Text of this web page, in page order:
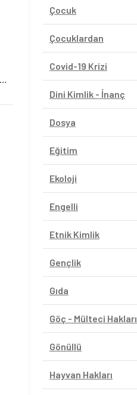
Çocuk
Çocuklardan
Covid-19 Krizi
Dini Kimlik - İnanç
Dosya
Eğitim
Ekoloji
Engelli
Etnik Kimlik
Gençlik
Gıda
Göç - Mülteci Hakları
Gönüllü
Hayvan Hakları